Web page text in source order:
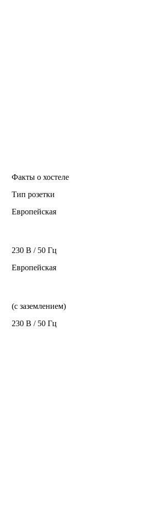
Факты о хостеле
Тип розетки
Европейская
230 В / 50 Гц
Европейская
(с заземлением)
230 В / 50 Гц